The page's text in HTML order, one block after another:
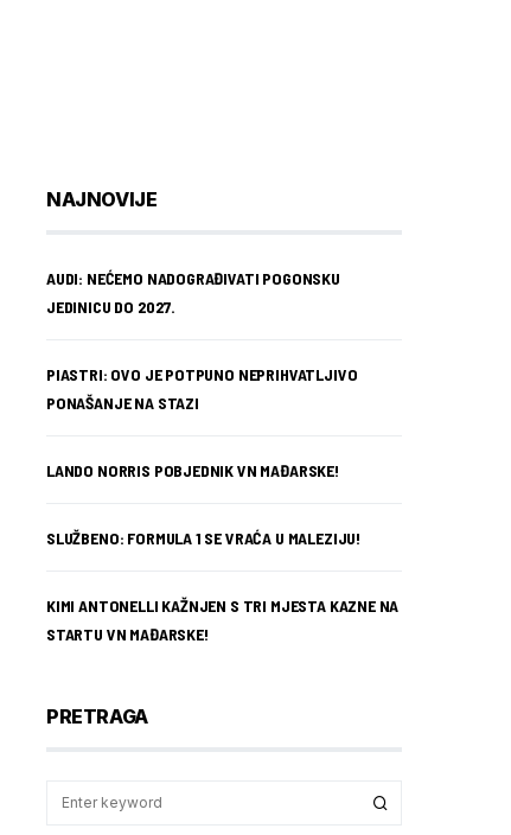
NAJNOVIJE
AUDI: NEĆEMO NADOGRAĐIVATI POGONSKU
JEDINICU DO 2027.
PIASTRI: OVO JE POTPUNO NEPRIHVATLJIVO
PONAŠANJE NA STAZI
LANDO NORRIS POBJEDNIK VN MAĐARSKE!
SLUŽBENO: FORMULA 1 SE VRAĆA U MALEZIJU!
KIMI ANTONELLI KAŽNJEN S TRI MJESTA KAZNE NA
STARTU VN MAĐARSKE!
PRETRAGA